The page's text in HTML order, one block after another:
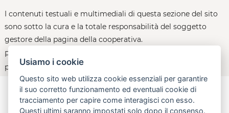
I contenuti testuali e multimediali di questa sezione del sito
sono sotto la cura e la totale responsabilità del soggetto
gestore della pagina della cooperativa.
Per le policy d'uso della piattaforma, consultare la
pagina:open.toscana.it/privacy
Usiamo i cookie
Questo sito web utilizza cookie essenziali per garantire
il suo corretto funzionamento ed eventuali cookie di
tracciamento per capire come interagisci con esso.
Questi ultimi saranno impostati solo dopo il consenso.